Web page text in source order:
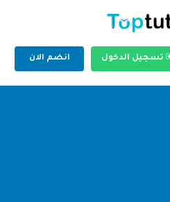
تسجيل الدخول انضم الان